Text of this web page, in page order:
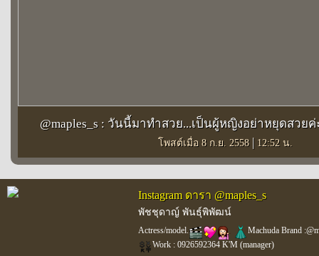
@maples_s : วันนี้มาทำสวย...เป็นผู้หญิงอย่าหยุดสวยค่
โพสต์เมื่อ 8 ก.ย. 2558 | 12:52 น.
Instagram ดารา @maples_s
พัชชุดาญ์ พันธุ์พิพัฒน์
Actress/model.
Machuda Brand
Work : 0926592364 K'M (manager)